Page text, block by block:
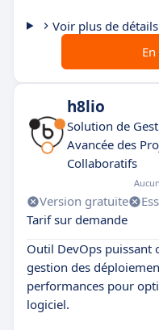
Voir plus de détails
h8lio
Solution de
Avancée des
Collaboratifs
Version gratuite
Tarif sur demande
Outil DevOps
gestion des
performances pour
logiciel.